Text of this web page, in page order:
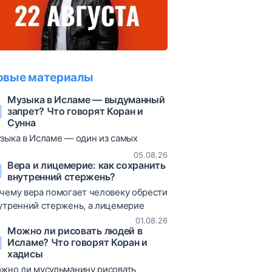
материалы
Музыка в Исламе — выдуманный
запрет? Что говорят Коран и
Сунна
в Исламе — один из самых
коранические аяты, хадисы
богословские мнения,
объективно взглянуть на
вопрос.
05.08.26
Вера и лицемерие: как сохранить
внутренний стержень?
вера помогает человеку обрести
стержень, а лицемерие
к постоянным сомнениям и
В статье рассматриваются
Корана, хадисы и богословские
о природе лицемерия,
01.08.26
Можно ли рисовать людей в
Исламе? Что говорят Коран и
хадисы
ли мусульманину рисовать